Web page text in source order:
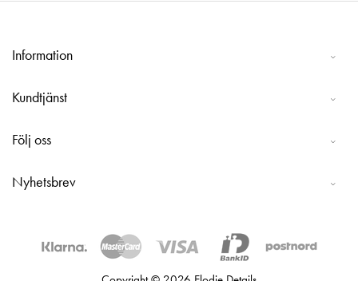
Information
Kundtjänst
Följ oss
Nyhetsbrev